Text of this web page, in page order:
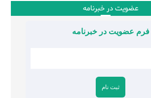
عضویت در خبرنامه
فرم عضویت در خبرنامه